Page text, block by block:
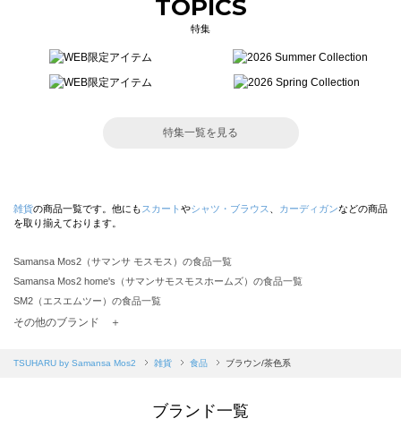
TOPICS
特集
特集一覧を見る
雑貨の商品一覧です。他にも スカート やシャツ・ブラウス カーディガンなどの商品
を取り揃えております。
Samansa Mos2（サマンサ モスモス）の食品一覧
Samansa Mos2 home's（サマンサモスモスホームズ）の食品一覧
SM2（エスエムツー）の食品一覧
TSUHARU by Samansa Mos2（ツハルバイサマンサモスモス）の食品一覧
Samansa Mos2 blue（サマンサモスモス ブルー）の食品一覧
sō4ū（ソウフォーユー）の食品一覧
その他のブランド ＋
TSUHARU by Samansa Mos2 雑貨 食品 ブラウン/茶色系
ブランド一覧